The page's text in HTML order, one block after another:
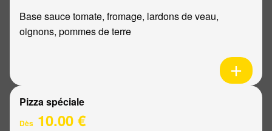
Base sauce tomate, fromage, lardons de veau,
oignons, pommes de terre
Pizza spéciale
Dès 10.00 €